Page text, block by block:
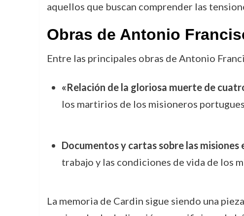
aquellos que buscan comprender las
Obras de Antonio
Entre las principales obras de Antonio
«Relación de la gloriosa muerte de
los martirios de los misioneros
Documentos y cartas sobre las misiones
trabajo y las condiciones de vida de los
La memoria de Cardin sigue siendo una